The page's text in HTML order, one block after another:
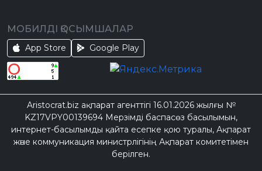
МОБИЛДІ ҚОСЫМШАЛАР
App Store Google Play
Aristocrat.biz ақпарат агенттігі 16.01.2026 жылғы №
KZ17VPY00139694 Мерзімді баспасөз басылымын,
интернет-басылымды қайта есепке қою туралы, Ақпарат
және коммуникация министрлігінің Ақпарат комитетімен
берілген.